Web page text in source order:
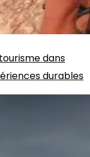
dans
durables